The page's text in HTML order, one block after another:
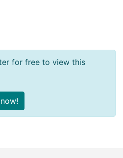
for free to view this